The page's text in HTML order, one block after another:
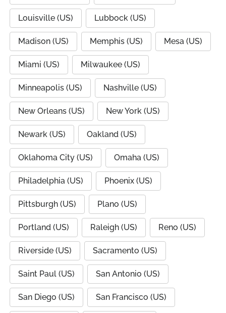
Louisville (US) Lubbock (US)
Madison (US) Memphis (US) Mesa (US)
Miami (US) Milwaukee (US)
Minneapolis (US) Nashville (US)
New Orleans (US) New York (US)
Newark (US) Oakland (US)
Oklahoma City (US) Omaha (US)
Philadelphia (US) Phoenix (US)
Pittsburgh (US) Plano (US)
Portland (US) Raleigh (US) Reno (US)
Riverside (US) Sacramento (US)
Saint Paul (US) San Antonio (US)
San Diego (US) San Francisco (US)